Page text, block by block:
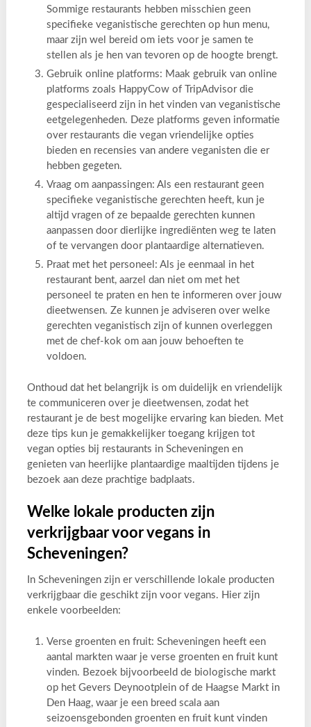
Sommige restaurants hebben misschien geen
specifieke veganistische gerechten op hun menu,
maar zijn wel bereid om iets voor je samen te
stellen als je hen van tevoren op de hoogte brengt.
Gebruik online platforms: Maak gebruik van online
platforms zoals HappyCow of TripAdvisor die
gespecialiseerd zijn in het vinden van veganistische
eetgelegenheden. Deze platforms geven informatie
over restaurants die vegan vriendelijke opties
bieden en recensies van andere veganisten die er
hebben gegeten.
Vraag om aanpassingen: Als een restaurant geen
specifieke veganistische gerechten heeft, kun je
altijd vragen of ze bepaalde gerechten kunnen
aanpassen door dierlijke ingrediënten weg te laten
of te vervangen door plantaardige alternatieven.
Praat met het personeel: Als je eenmaal in het
restaurant bent, aarzel dan niet om met het
personeel te praten en hen te informeren over jouw
dieetwensen. Ze kunnen je adviseren over welke
gerechten veganistisch zijn of kunnen overleggen
met de chef-kok om aan jouw behoeften te
voldoen.
Onthoud dat het belangrijk is om duidelijk en vriendelijk
te communiceren over je dieetwensen, zodat het
restaurant je de best mogelijke ervaring kan bieden. Met
deze tips kun je gemakkelijker toegang krijgen tot
vegan opties bij restaurants in Scheveningen en
genieten van heerlijke plantaardige maaltijden tijdens je
bezoek aan deze prachtige badplaats.
Welke lokale producten zijn
verkrijgbaar voor vegans in
Scheveningen?
In Scheveningen zijn er verschillende lokale producten
verkrijgbaar die geschikt zijn voor vegans. Hier zijn
enkele voorbeelden:
Verse groenten en fruit: Scheveningen heeft een
aantal markten waar je verse groenten en fruit kunt
vinden. Bezoek bijvoorbeeld de biologische markt
op het Gevers Deynootplein of de Haagse Markt in
Den Haag, waar je een breed scala aan
seizoensgebonden groenten en fruit kunt vinden